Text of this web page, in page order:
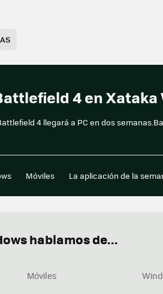
4 en Xataka
4 llegará a PC en dos
Móviles La aplicación de la
hablamos de...
Móviles